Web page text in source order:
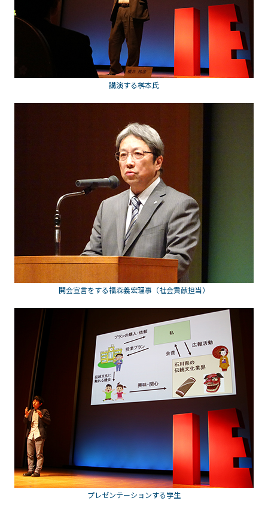
講演する桝本氏
開会宣言をする福森義宏理事（社会貢献担当）
プレゼンテーションする学生